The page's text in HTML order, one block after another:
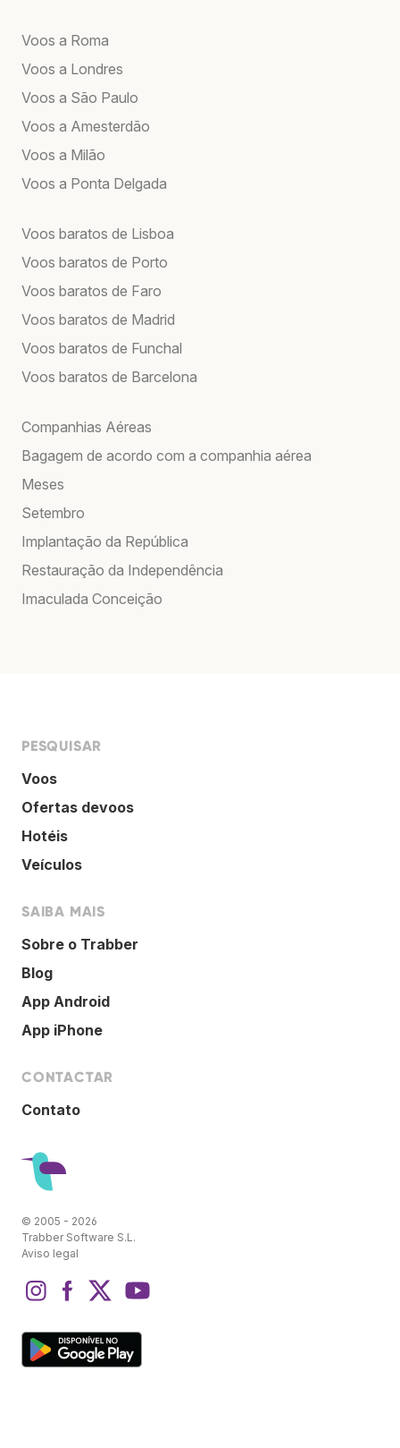
Voos a Roma
Voos a Londres
Voos a São Paulo
Voos a Amesterdão
Voos a Milão
Voos a Ponta Delgada
Voos baratos de Lisboa
Voos baratos de Porto
Voos baratos de Faro
Voos baratos de Madrid
Voos baratos de Funchal
Voos baratos de Barcelona
Companhias Aéreas
Bagagem de acordo com a companhia aérea
Meses
Setembro
Implantação da República
Restauração da Independência
Imaculada Conceição
PESQUISAR
Voos
Ofertas devoos
Hotéis
Veículos
SAIBA MAIS
Sobre o Trabber
Blog
App Android
App iPhone
CONTACTAR
Contato
© 2005 - 2026
Trabber Software S.L.
Aviso legal